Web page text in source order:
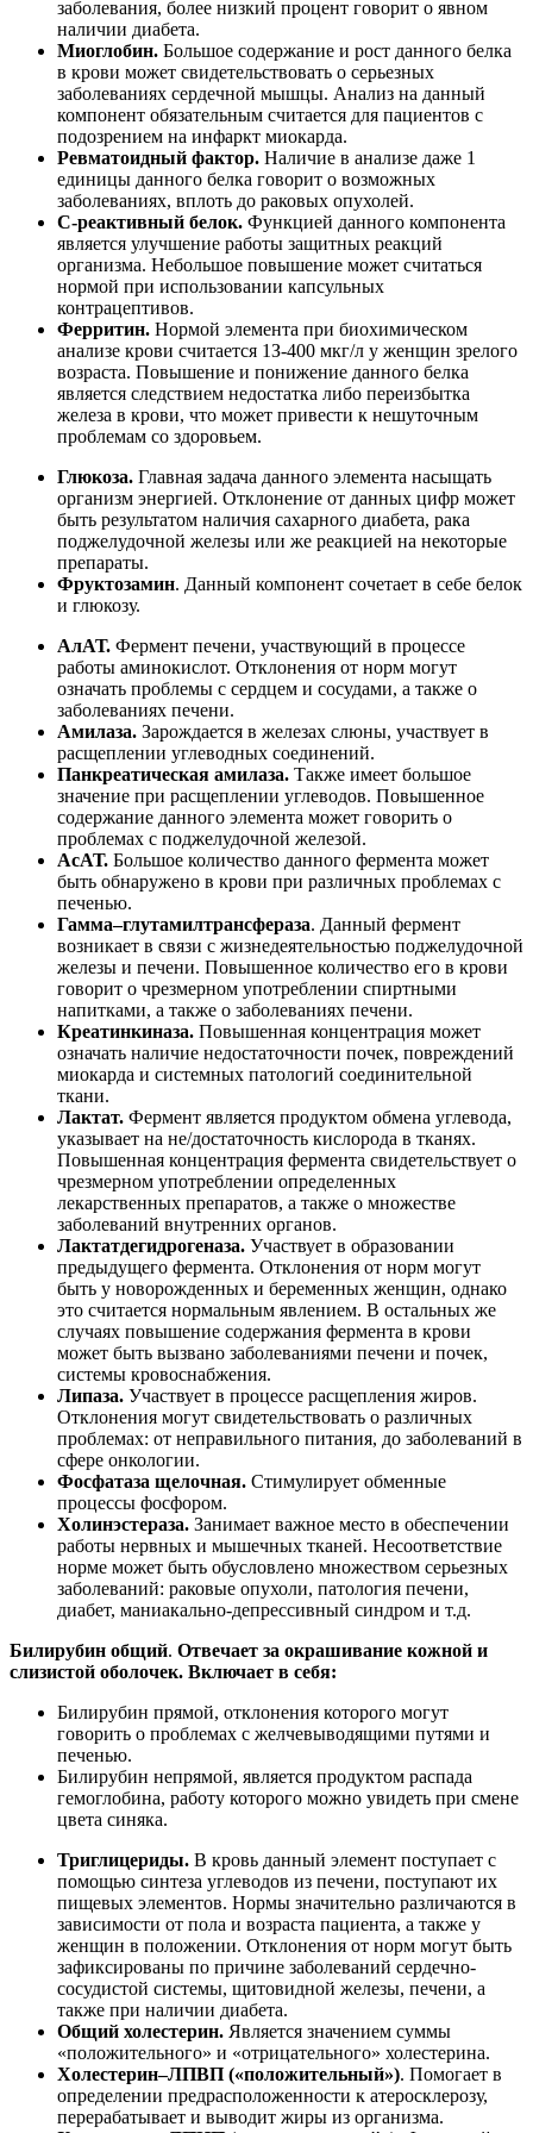
заболевания, более низкий процент говорит о явном
наличии диабета.
Миоглобин. Большое содержание и рост данного белка
в крови может свидетельствовать о серьезных
заболеваниях сердечной мышцы. Анализ на данный
компонент обязательным считается для пациентов с
подозрением на инфаркт миокарда.
Ревматоидный фактор. Наличие в анализе даже 1
единицы данного белка говорит о возможных
заболеваниях, вплоть до раковых опухолей.
C-реактивный белок. Функцией данного компонента
является улучшение работы защитных реакций
организма. Небольшое повышение может считаться
нормой при использовании капсульных
контрацептивов.
Ферритин. Нормой элемента при биохимическом
анализе крови считается 1З-400 мкг/л у женщин зрелого
возраста. Повышение и понижение данного белка
является следствием недостатка либо переизбытка
железа в крови, что может привести к нешуточным
проблемам со здоровьем.
Глюкоза. Главная задача данного элемента насыщать
организм энергией. Отклонение от данных цифр может
быть результатом наличия сахарного диабета, рака
поджелудочной железы или же реакцией на некоторые
препараты.
Фруктозамин. Данный компонент сочетает в себе белок
и глюкозу.
АлАТ. Фермент печени, участвующий в процессе
работы аминокислот. Отклонения от норм могут
означать проблемы с сердцем и сосудами, а также о
заболеваниях печени.
Амилаза. Зарождается в железах слюны, участвует в
расщеплении углеводных соединений.
Панкреатическая амилаза. Также имеет большое
значение при расщеплении углеводов. Повышенное
содержание данного элемента может говорить о
проблемах с поджелудочной железой.
АсАТ. Большое количество данного фермента может
быть обнаружено в крови при различных проблемах с
печенью.
Гамма–глутамилтрансфераза. Данный фермент
возникает в связи с жизнедеятельностью поджелудочной
железы и печени. Повышенное количество его в крови
говорит о чрезмерном употреблении спиртными
напитками, а также о заболеваниях печени.
Креатинкиназа. Повышенная концентрация может
означать наличие недостаточности почек, повреждений
миокарда и системных патологий соединительной
ткани.
Лактат. Фермент является продуктом обмена углевода,
указывает на не/достаточность кислорода в тканях.
Повышенная концентрация фермента свидетельствует о
чрезмерном употреблении определенных
лекарственных препаратов, а также о множестве
заболеваний внутренних органов.
Лактатдегидрогеназа. Участвует в образовании
предыдущего фермента. Отклонения от норм могут
быть у новорожденных и беременных женщин, однако
это считается нормальным явлением. В остальных же
случаях повышение содержания фермента в крови
может быть вызвано заболеваниями печени и почек,
системы кровоснабжения.
Липаза. Участвует в процессе расщепления жиров.
Отклонения могут свидетельствовать о различных
проблемах: от неправильного питания, до заболеваний в
сфере онкологии.
Фосфатаза щелочная. Стимулирует обменные
процессы фосфором.
Холинэстераза. Занимает важное место в обеспечении
работы нервных и мышечных тканей. Несоответствие
норме может быть обусловлено множеством серьезных
заболеваний: раковые опухоли, патология печени,
диабет, маниакально-депрессивный синдром и т.д.
Билирубин общий. Отвечает за окрашивание кожной и
слизистой оболочек. Включает в себя:
Билирубин прямой, отклонения которого могут
говорить о проблемах с желчевыводящими путями и
печенью.
Билирубин непрямой, является продуктом распада
гемоглобина, работу которого можно увидеть при смене
цвета синяка.
Триглицериды. В кровь данный элемент поступает с
помощью синтеза углеводов из печени, поступают их
пищевых элементов. Нормы значительно различаются в
зависимости от пола и возраста пациента, а также у
женщин в положении. Отклонения от норм могут быть
зафиксированы по причине заболеваний сердечно-
сосудистой системы, щитовидной железы, печени, а
также при наличии диабета.
Общий холестерин. Является значением суммы
«положительного» и «отрицательного» холестерина.
Холестерин–ЛПВП («положительный»). Помогает в
определении предрасположенности к атеросклерозу,
перерабатывает и выводит жиры из организма.